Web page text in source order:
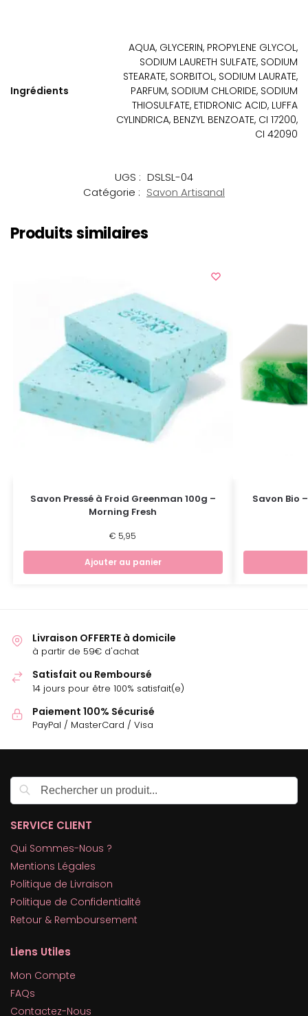
Ingrédients
AQUA, GLYCERIN, PROPYLENE GLYCOL,
SODIUM LAURETH SULFATE, SODIUM
STEARATE, SORBITOL, SODIUM LAURATE,
PARFUM, SODIUM CHLORIDE, SODIUM
THIOSULFATE, ETIDRONIC ACID, LUFFA
CYLINDRICA, BENZYL BENZOATE, CI 17200,
CI 42090
UGS : DSLSL-04
Catégorie : Savon Artisanal
Produits similaires
Savon Pressé à Froid Greenman 100g –
Morning Fresh
€ 5,95
Ajouter au panier
Savon Bio
Livraison OFFERTE à domicile
à partir de 59€ d'achat
Satisfait ou Remboursé
14 jours pour être 100% satisfait(e)
Paiement 100% Sécurisé
PayPal / MasterCard / Visa
SERVICE CLIENT
Qui Sommes-Nous ?
Mentions Légales
Politique de Livraison
Politique de Confidentialité
Retour & Remboursement
Liens Utiles
Mon Compte
FAQs
Contactez-Nous